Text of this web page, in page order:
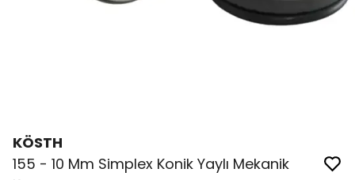
KÖSTH
155 - 10 Mm Simplex Konik Yaylı Mekanik